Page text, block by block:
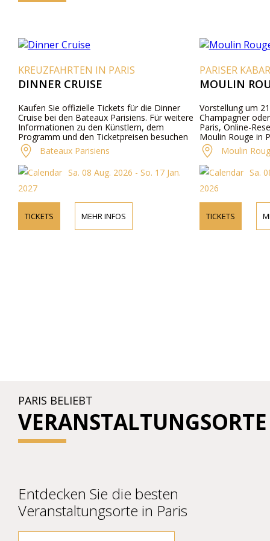
KREUZFAHRTEN IN PARIS
DINNER CRUISE
Kaufen Sie offizielle Tickets für die Dinner
Cruise bei den Bateaux Parisiens. Für weitere
Informationen zu den Künstlern, dem
Programm und den Ticketpreisen besuchen
Sie bitte unsere Website oder kontaktieren Sie
uns telefonisch.
Bateaux Parisiens
Sa. 08 Aug. 2026 - So. 17 Jan.
2027
TICKETS MEHR INFOS
PARISER
MOULIN
Vorstellung um
Champagner
Paris, Online-
Moulin Rouge in
Moulin
Sa.
2026
TICKETS
PARIS BELIEBT
VERANSTALTUNGSORTE
Entdecken Sie die besten
Veranstaltungsorte in Paris